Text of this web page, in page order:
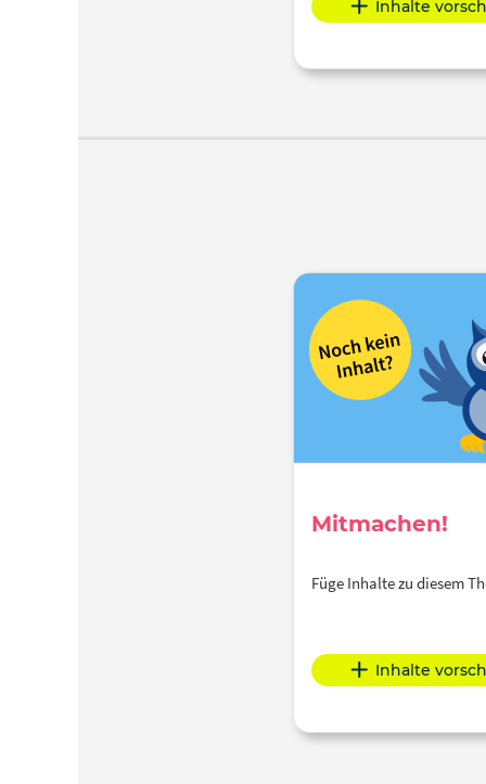
Inhalte
Mitmachen!
Füge Inhalte zu diesem
Inhalte